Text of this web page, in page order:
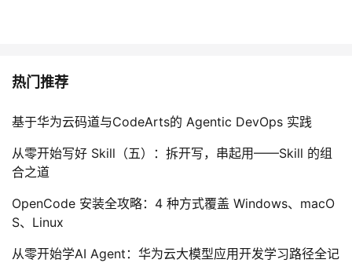
热门推荐
基于华为云码道与CodeArts的 Agentic DevOps 实践
从零开始写好 Skill（五）：拆开写，串起用——Skill 的组
合之道
OpenCode 安装全攻略：4 种方式覆盖 Windows、macO
S、Linux
从零开始学AI Agent：华为云大模型应用开发学习路径全记